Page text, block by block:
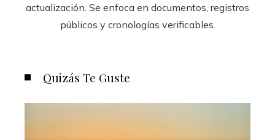
actualización. Se enfoca en documentos, registros
públicos y cronologías verificables.
Quizás Te Guste